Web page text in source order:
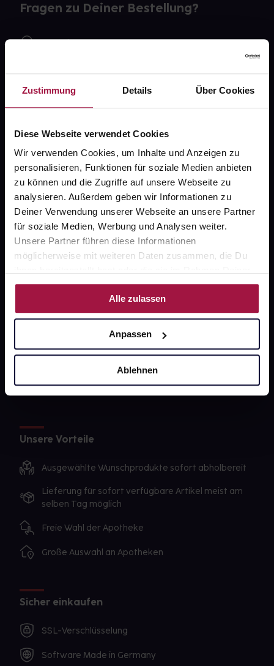
Zustimmung Details Über Cookies
Diese Webseite verwendet Cookies
Wir verwenden Cookies, um Inhalte und Anzeigen zu
personalisieren, Funktionen für soziale Medien anbieten
zu können und die Zugriffe auf unsere Webseite zu
analysieren. Außerdem geben wir Informationen zu
Deiner Verwendung unserer Webseite an unsere Partner
für soziale Medien, Werbung und Analysen weiter.
Unsere Partner führen diese Informationen
möglicherweise mit weiteren Daten zusammen, die Du
Nutzung der Dienste gesammelt haben.
Alle zulassen
Anpassen
Ablehnen
Fragen zu Deiner Bestellung?
Kontakt
gesund.de
Über uns
Karriere
Newsletter
Barrierefreiheitserklärung
PAYBACK
Sanitätshäuser
Unsere Vorteile
Ausgewählte Wunschprodukte sofort abholbereit
Lieferung für sofort verfügbare Artikel meist am
selben Tag möglich
Freie Wahl der Apotheke
Große Auswahl an Apotheken
Sicher einkaufen
SSL-Verschlüsselung
Software Made in Germany